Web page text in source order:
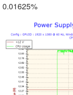
0.01625%